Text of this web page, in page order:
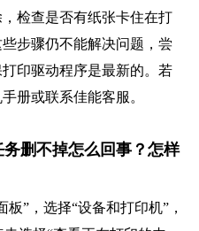
检查是否有纸张卡住在打
步骤仍不能解决问题，尝
印驱动程序是最新的。若
册或联系佳能客服。
删不掉怎么回事？怎样
”，选择“设备和打印机”，